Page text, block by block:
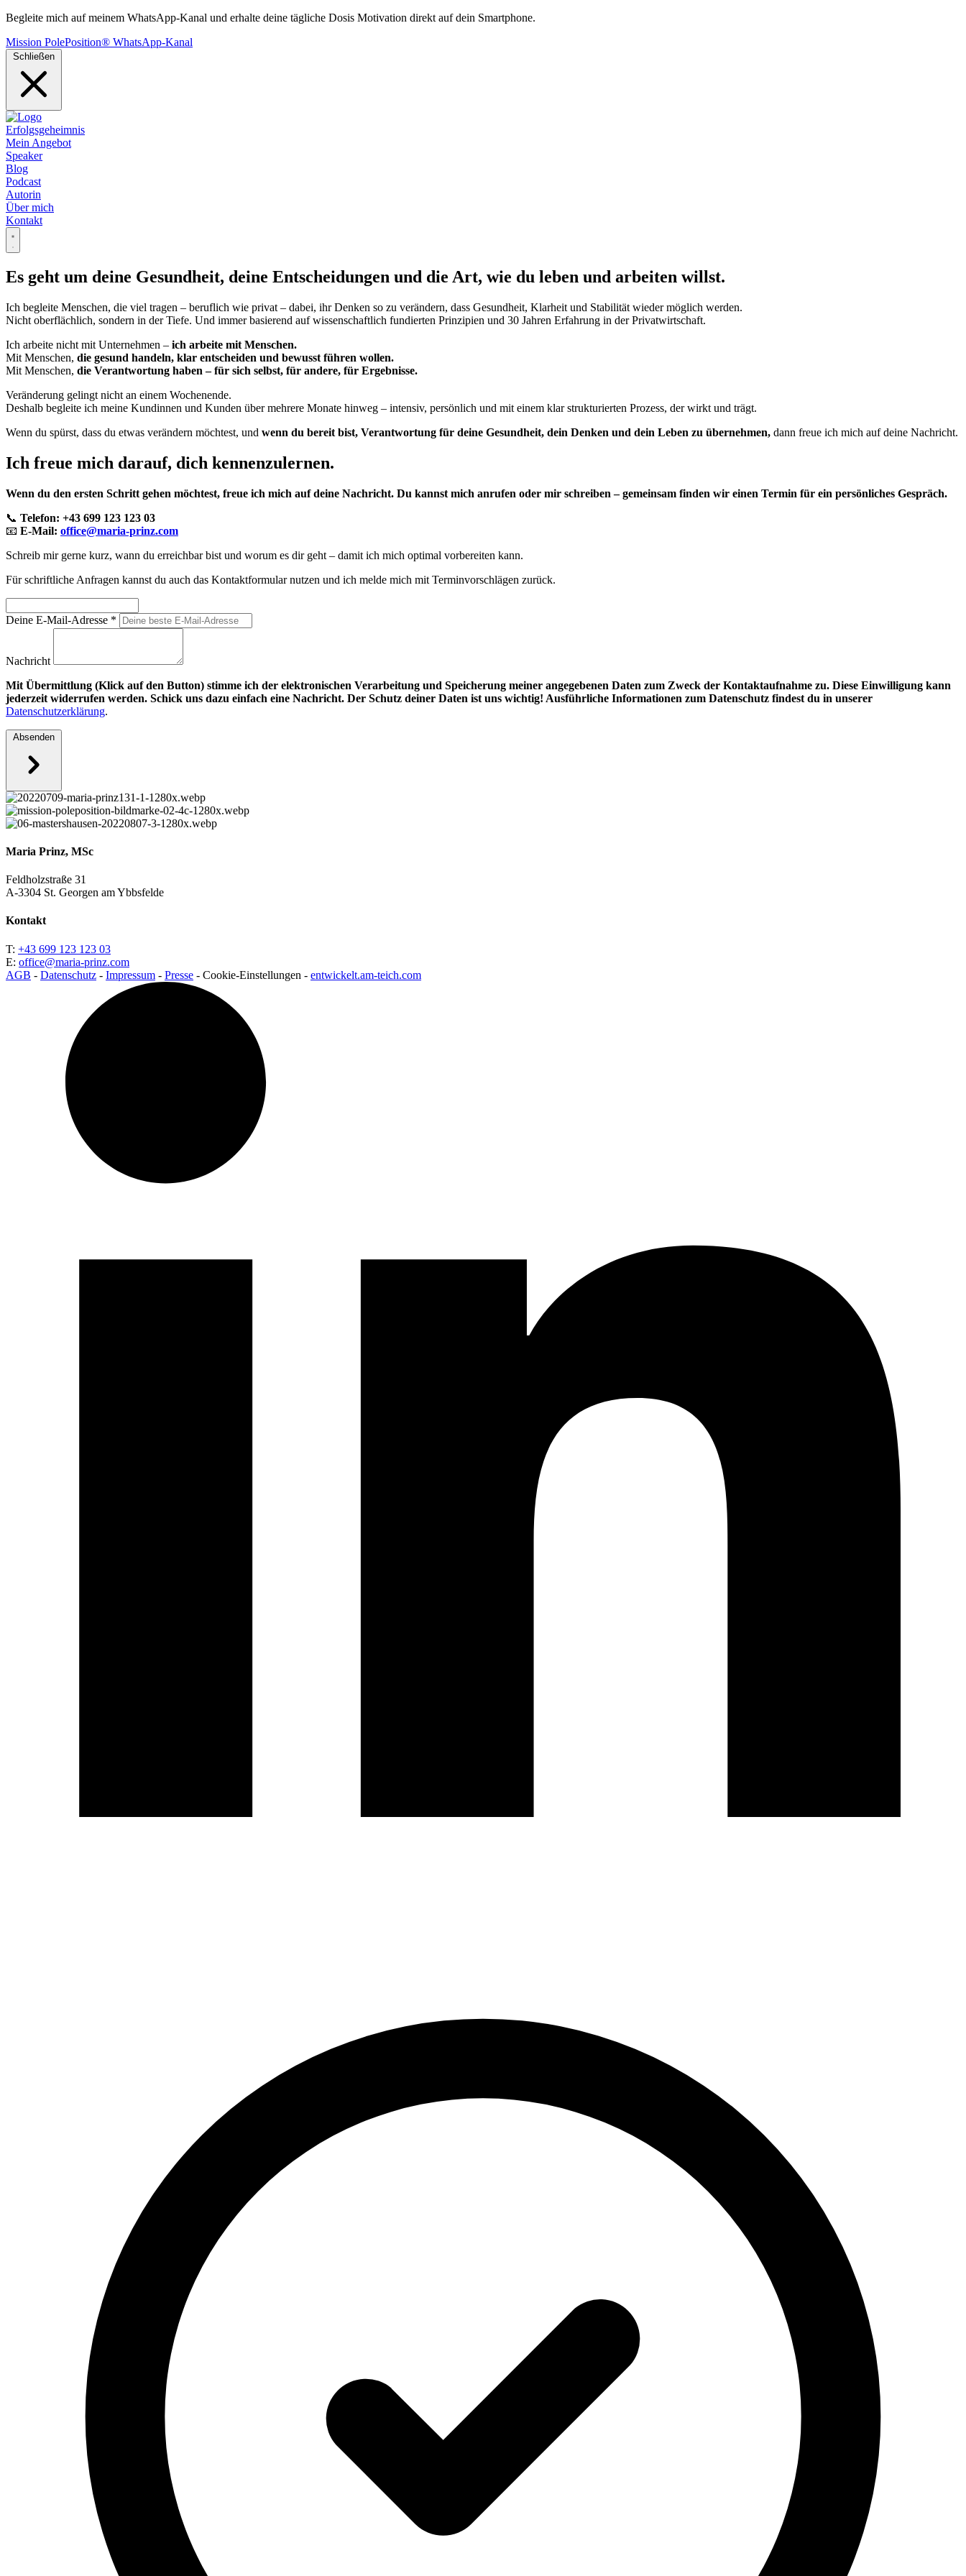
Begleite mich auf meinem WhatsApp-Kanal und erhalte deine tägliche Dosis Motivation direkt auf dein Smartphone.
Mission PolePosition® WhatsApp-Kanal
Schließen
Erfolgsgeheimnis
Mein Angebot
Speaker
Blog
Podcast
Autorin
Über mich
Kontakt
Es geht um deine Gesundheit, deine Entscheidungen und die Art, wie du leben und arbeiten willst.
Ich begleite Menschen, die viel tragen – beruflich wie privat – dabei, ihr Denken so zu verändern, dass Gesundheit, Klarheit und Stabilität wieder möglich werden.
Nicht oberflächlich, sondern in der Tiefe. Und immer basierend auf wissenschaftlich fundierten Prinzipien und 30 Jahren Erfahrung in der Privatwirtschaft.
Ich arbeite nicht mit Unternehmen – ich arbeite mit Menschen.
Mit Menschen, die gesund handeln, klar entscheiden und bewusst führen wollen.
Mit Menschen, die Verantwortung haben – für sich selbst, für andere, für Ergebnisse.
Veränderung gelingt nicht an einem Wochenende.
Deshalb begleite ich meine Kundinnen und Kunden über mehrere Monate hinweg – intensiv, persönlich und mit einem klar strukturierten Prozess, der wirkt und trägt.
Wenn du spürst, dass du etwas verändern möchtest, und wenn du bereit bist, Verantwortung für deine Gesundheit, dein Denken und dein Leben zu übernehmen, dann freue ich mich auf deine Nachricht.
Ich freue mich darauf, dich kennenzulernen.
Wenn du den ersten Schritt gehen möchtest, freue ich mich auf deine Nachricht. Du kannst mich anrufen oder mir schreiben – gemeinsam finden wir einen Termin für ein persönliches Gespräch.
📞 Telefon: +43 699 123 123 03
📧 E-Mail: office@maria-prinz.com
Schreib mir gerne kurz, wann du erreichbar bist und worum es dir geht – damit ich mich optimal vorbereiten kann.
Für schriftliche Anfragen kannst du auch das Kontaktformular nutzen und ich melde mich mit Terminvorschlägen zurück.
Deine E-Mail-Adresse *
Nachricht
Mit Übermittlung (Klick auf den Button) stimme ich der elektronischen Verarbeitung und Speicherung meiner angegebenen Daten zum Zweck der Kontaktaufnahme zu. Diese Einwilligung kann
jederzeit widerrufen werden. Schick uns dazu einfach eine Nachricht. Der Schutz deiner Daten ist uns wichtig! Ausführliche Informationen zum Datenschutz findest du in unserer
Datenschutzerklärung.
Absenden
Maria Prinz, MSc
Feldholzstraße 31
A-3304 St. Georgen am Ybbsfelde
Kontakt
T: +43 699 123 123 03
E: office@maria-prinz.com
AGB - Datenschutz - Impressum - Presse - Cookie-Einstellungen - entwickelt.am-teich.com